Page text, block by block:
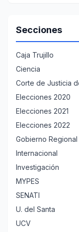
Secciones
Caja Trujillo
Ciencia
Corte de Justicia
Elecciones 2020
Elecciones 2021
Elecciones 2022
Gobierno
Internacional
Investigación
MYPES
SENATI
U. del Santa
UCV